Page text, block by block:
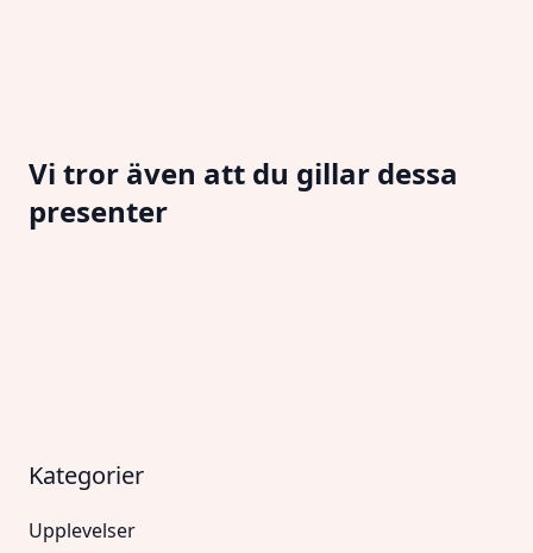
Vi tror även att du gillar dessa
presenter
Kategorier
Upplevelser